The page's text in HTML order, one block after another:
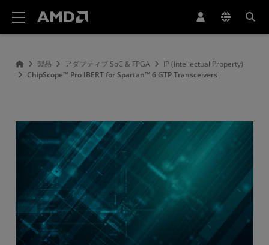
製品 アダプティブ SoC & FPGA
IP (Intellectual Property)
ChipScope™ Pro IBERT for Spartan™ 6 GTP Transceivers